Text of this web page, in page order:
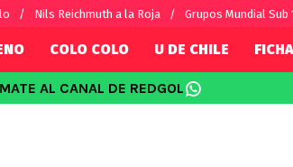
Nils Reichmuth a la Roja Grupos Mundial Sub
COLO COLO U DE CHILE
AL CANAL DE REDGOL